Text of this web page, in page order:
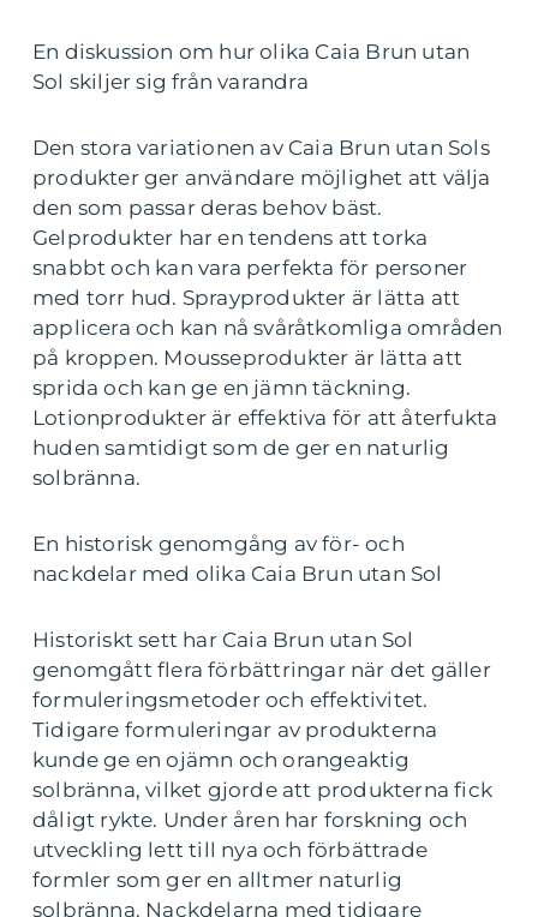
En diskussion om hur olika Caia Brun utan
Sol skiljer sig från varandra
Den stora variationen av Caia Brun utan Sols
produkter ger användare möjlighet att välja
den som passar deras behov bäst.
Gelprodukter har en tendens att torka
snabbt och kan vara perfekta för personer
med torr hud. Sprayprodukter är lätta att
applicera och kan nå svåråtkomliga områden
på kroppen. Mousseprodukter är lätta att
sprida och kan ge en jämn täckning.
Lotionprodukter är effektiva för att återfukta
huden samtidigt som de ger en naturlig
solbränna.
En historisk genomgång av för- och
nackdelar med olika Caia Brun utan Sol
Historiskt sett har Caia Brun utan Sol
genomgått flera förbättringar när det gäller
formuleringsmetoder och effektivitet.
Tidigare formuleringar av produkterna
kunde ge en ojämn och orangeaktig
solbränna, vilket gjorde att produkterna fick
dåligt rykte. Under åren har forskning och
utveckling lett till nya och förbättrade
formler som ger en alltmer naturlig
solbränna. Nackdelarna med tidigare